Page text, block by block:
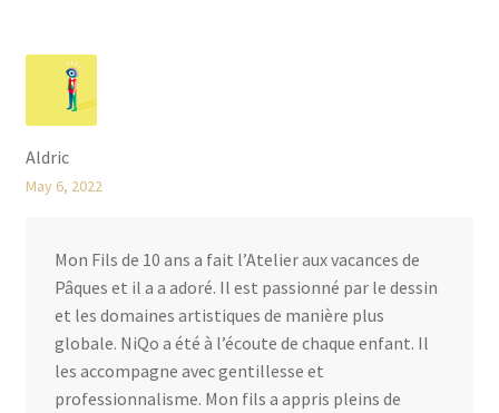
Aldric
May 6, 2022
Mon Fils de 10 ans a fait l’Atelier aux vacances de
Pâques et il a a adoré. Il est passionné par le dessin
et les domaines artistiques de manière plus
globale. NiQo a été à l’écoute de chaque enfant. Il
les accompagne avec gentillesse et
professionnalisme. Mon fils a appris pleins de